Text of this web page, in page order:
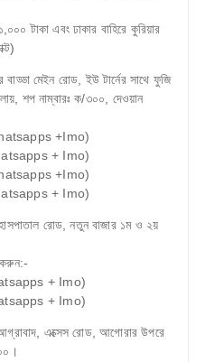
টাকা এবং ঢাকার বাহিরে কুরিয়ার
বাড্ডা মেইন রোড, ইউ টার্নের সাথে ফুজি
শপ নাম্বারঃ ক/৩০০, দেওয়ান
+Imo)
+ Imo)
+Imo)
+ Imo)
রোড, নতুন বাজার ১ম ও ২য়
+ Imo)
+ Imo)
আগ্রাবাদ, এক্সেস রোড, আগোরার উপরে